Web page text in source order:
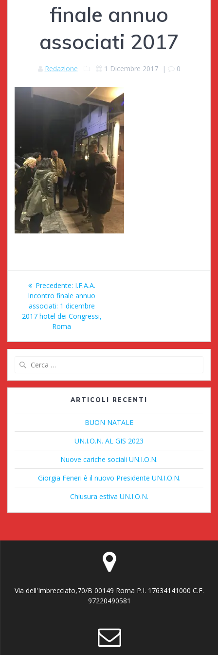
finale annuo
associati 2017
Redazione 1 Dicembre 2017| 0
Navigazione
articoli
Precedente: Articolo
precedente:
I.F.A.A.
Incontro finale annuo
associati: 1 dicembre
2017 hotel dei Congressi,
Roma
ARTICOLI RECENTI
BUON NATALE
UN.I.O.N. AL GIS 2023
Nuove cariche sociali UN.I.O.N.
Giorgia Feneri è il nuovo Presidente UN.I.O.N.
Chiusura estiva UN.I.O.N.
Via dell'Imbrecciato,70/B 00149 Roma P.I. 17634141000 C.F.
97220490581